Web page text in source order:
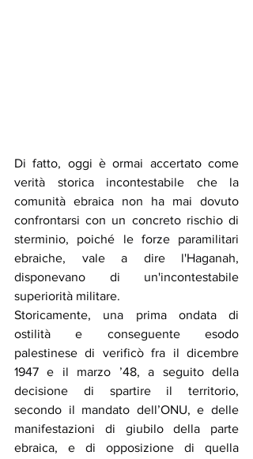
Di fatto, oggi è ormai accertato come
verità storica incontestabile che la
comunità ebraica non ha mai dovuto
confrontarsi con un concreto rischio di
sterminio, poiché le forze paramilitari
ebraiche, vale a dire l'Haganah,
disponevano di un'incontestabile
superiorità militare.
Storicamente, una prima ondata di
ostilità e conseguente esodo
palestinese di verificò fra il dicembre
1947 e il marzo ’48, a seguito della
decisione di spartire il territorio,
secondo il mandato dell’ONU, e delle
manifestazioni di giubilo della parte
ebraica, e di opposizione di quella